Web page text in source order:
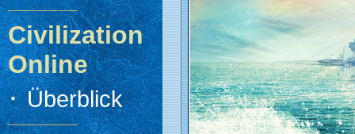
Civilization
Online
·Überblick